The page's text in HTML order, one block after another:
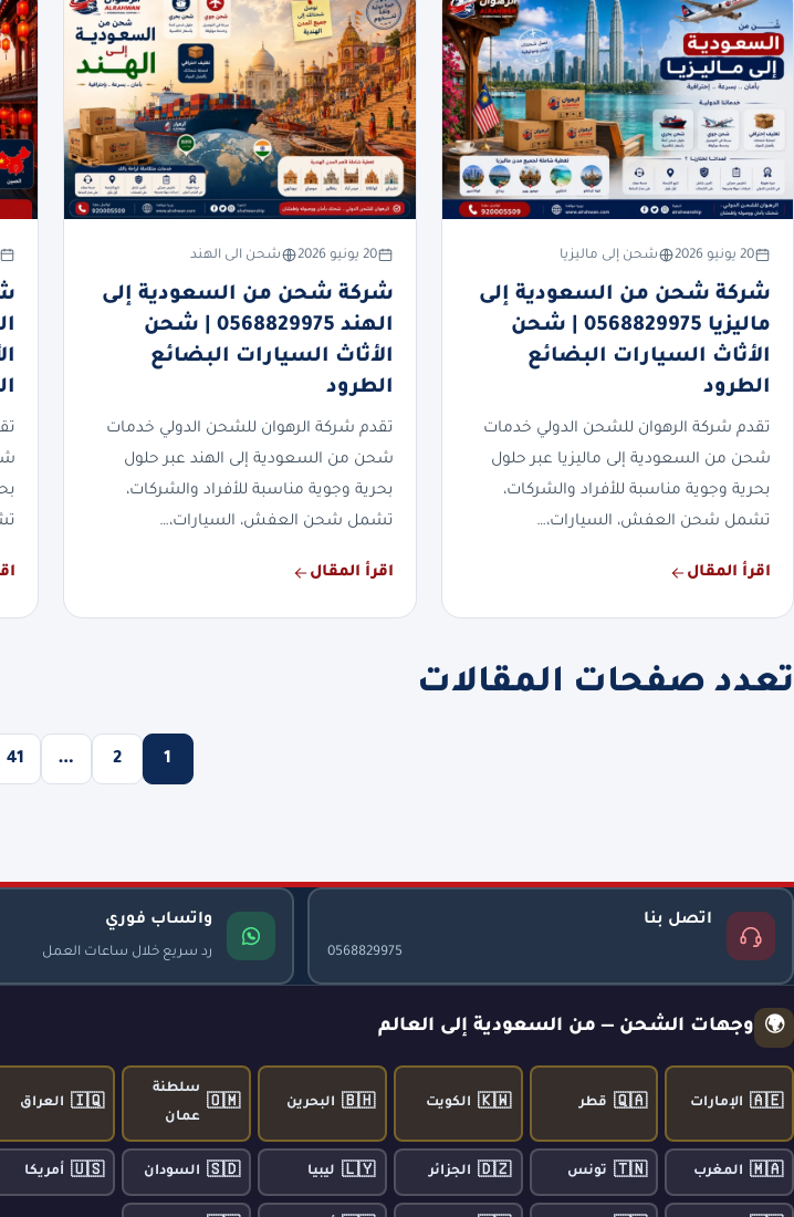
20 يونيو 2026 شحن إلى ماليزيا
شركة شحن من السعودية إلى
ماليزيا 0568829975 | شحن
الأثاث السيارات البضائع
الطرود
تقدم شركة الرهوان للشحن الدولي خدمات
شحن من السعودية إلى ماليزيا عبر حلول
بحرية وجوية مناسبة للأفراد والشركات،
تشمل شحن العفش، السيارات،…
اقرأ المقال
20 يونيو 2026 شحن الى الهند
شركة شحن من السعودية إلى
الهند 0568829975 | شحن
الأثاث السيارات البضائع
الطرود
تقدم شركة الرهوان للشحن الدولي خدمات
شحن من السعودية إلى الهند عبر حلول
بحرية وجوية مناسبة للأفراد والشركات،
تشمل شحن العفش، السيارات،…
اقرأ المقال
تعدد صفحات المقالات
1
2
…
41
اتصل بنا
0568829975
واتساب فوري
رد سريع خلال ساعات العمل
🌍 وجهات الشحن — من السعودية إلى العالم
🇦🇪 الإمارات 🇶🇦 قطر 🇰🇼 الكويت 🇧🇭 البحرين 🇴🇲
سلطنة
عمان
🇮🇶 العراق
🇲🇦 المغرب 🇹🇳 تونس 🇩🇿 الجزائر 🇱🇾 ليبيا 🇸🇩 السودان 🇺🇸 أمريكا